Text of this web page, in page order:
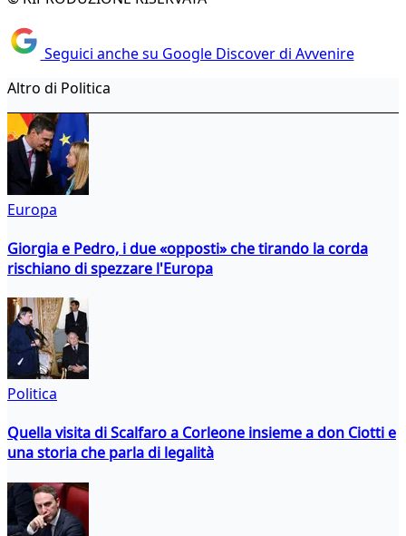
Seguici anche su Google Discover di Avvenire
Altro di Politica
Europa
Giorgia e Pedro, i due «opposti» che tirando la corda
rischiano di spezzare l'Europa
Politica
Quella visita di Scalfaro a Corleone insieme a don Ciotti e
una storia che parla di legalità